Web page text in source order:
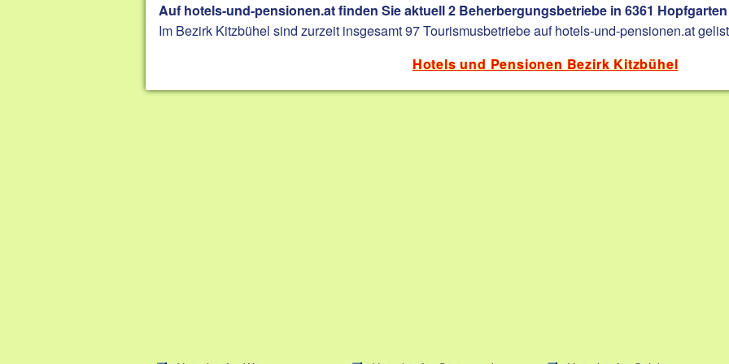
Auf hotels-und-pensionen.at finden Sie aktuell 2 Beherbergungsbetriebe in 6361
Im Bezirk Kitzbühel sind zurzeit insgesamt 97 Tourismusbetriebe auf hotels-und-pensionen.at
Hotels und Pensionen Bezirk Kitzbühel